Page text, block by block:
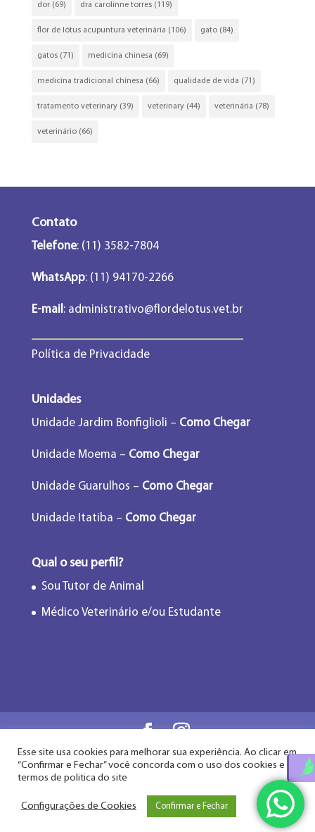
dor(69) dra carolinne torres(119)
flor de lótus acupuntura veterinária (106) gato(84)
gatos(71) medicina chinesa (69)
medicina tradicional chinesa (66) qualidade de vida (71)
tratamento veterinary(39) veterinary(44) veterinária (78)
veterinário(66)
Contato
Telefone: (11) 3582-7804
WhatsApp: (11) 94170-2266
E-mail :administrativo@flordelotus.vet.br
Política de Privacidade
Unidades
Unidade Jardim Bonfiglioli – Como Chegar
Unidade Moema – Como Chegar
Unidade Guarulhos – Como Chegar
Unidade Itatiba – Como Chegar
Qual o seu perfil?
Sou Tutor de Animal
Médico Veterinário e/ou Estudante
Flor de Lótus Acupuntura Veterinária® - Desde
Esse site usa cookies para melhorar sua experiência. Ao clicar em
“Confirmar e Fechar” você concorda com o uso dos cookies e
termos de politica do site
Configurações de Cookies Confirmar e Fechar